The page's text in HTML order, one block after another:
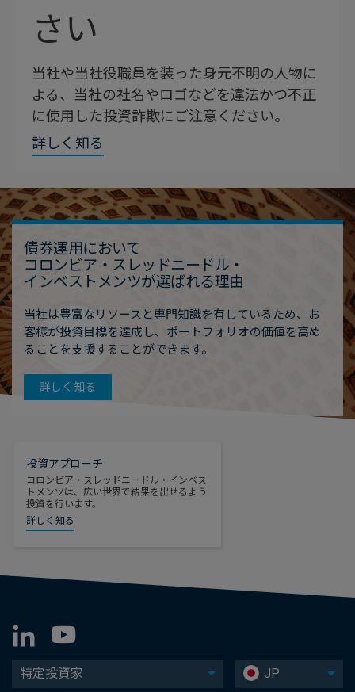
さい
当社や当社役職員を装った身元不明の人物に
よる、当社の社名やロゴなどを違法かつ不正
に使用した投資詐欺にご注意ください。
詳しく知る
債券運用において
コロンビア・スレッドニードル・
インベストメンツが選ばれる理由
当社は豊富なリソースと専門知識を有しているため、お
客様が投資目標を達成し、ポートフォリオの価値を高め
ることを支援することができます。
詳しく知る
投資アプローチ
コロンビア・スレッドニードル・インベス
トメンツは、広い世界で結果を出せるよう
投資を行います。
詳しく知る
特定投資家 JP